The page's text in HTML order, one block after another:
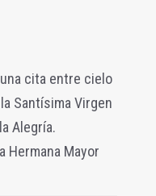
cita entre cielo
Santísima Virgen
Alegría.
Hermana Mayor